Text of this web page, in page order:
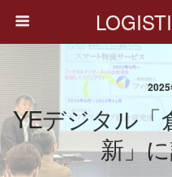
YEデジタル「
新」